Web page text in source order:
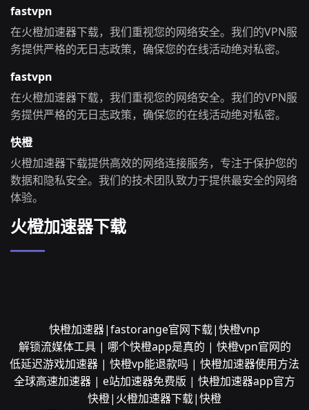
fastvpn
在火橙加速器下载，我们重视您的网络安全。我们的VPN服
务提供严格的无日志政策，确保您的在线活动绝对私密。
fastvpn
在火橙加速器下载，我们重视您的网络安全。我们的VPN服
务提供严格的无日志政策，确保您的在线活动绝对私密。
快橙
火橙加速器下载提供高效的网络连接服务，专注于保护您的
数据和隐私安全。我们的技术团队致力于提供最安全的网络
体验。
火橙加速器下载
快橙加速器|fastorange官网下载|快橙vnp
解锁流媒体工具 | 哪个快橙app是真的 | 快橙vpn官网的
低延迟游戏加速器 | 快橙vp能退款吗 | 快橙加速器使用方法
全球高速加速器 | e站加速器免费版 | 快橙加速器app官方
快橙|火橙加速器下载|快橙